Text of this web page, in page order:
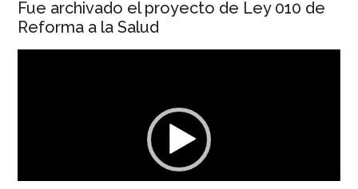
Fue archivado el proyecto de Ley 010 de
Reforma a la Salud